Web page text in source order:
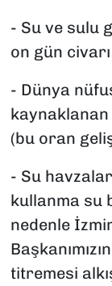
- Su ve sulu
on gün
- Dünya
kaynaklanan
(bu oran
- Su
kullanma su
nedenle
titremesi